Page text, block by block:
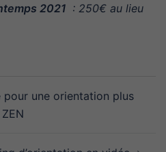
2021 : 250€ au lieu
une orientation plus
ZEN